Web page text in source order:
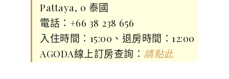
Pattaya, 0 泰國
電話：+66 38 238 656
入住時間：15:00、退房時間：12:00
AGODA線上訂房查詢： 請點此